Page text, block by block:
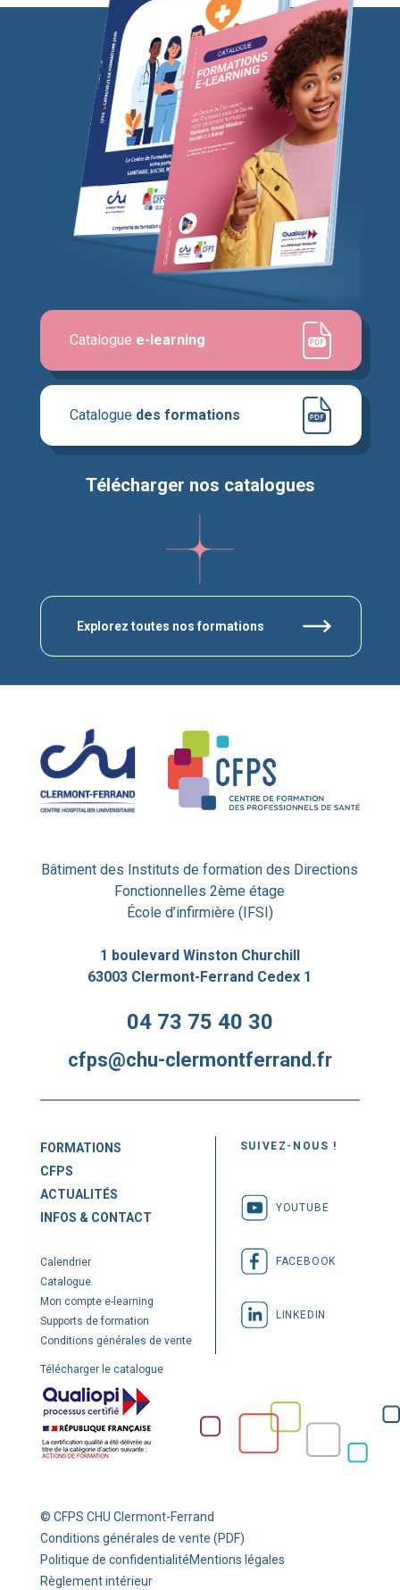
Explorez toutes nos formations
Télécharger nos catalogues
Catalogue des formations
Catalogue e-learning
Bâtiment des Instituts de formation des Directions
Fonctionnelles 2ème étage
École d’infirmière (IFSI)
1 boulevard Winston Churchill
63003 Clermont-Ferrand Cedex 1
04 73 75 40 30
cfps@chu-clermontferrand.fr
FORMATIONS
CFPS
ACTUALITÉS
INFOS & CONTACT
Calendrier
Catalogue
Mon compte e-learning
Supports de formation
Conditions générales de vente
Télécharger le catalogue
SUIVEZ-NOUS !
YOUTUBE
FACEBOOK
LINKEDIN
© CFPS CHU Clermont-Ferrand
Conditions générales de vente (PDF)
Politique de confidentialitéMentions légales
Règlement intérieur